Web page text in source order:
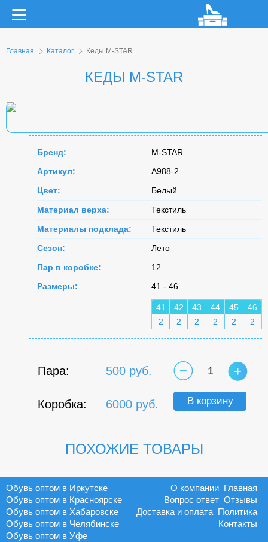
Главная Каталог Кеды M-STAR
КЕДЫ M-STAR
Бренд:
M-STAR
Артикул:
A988-2
Цвет:
Белый
Материал верха:
Текстиль
Материалы подклада:
Текстиль
Сезон:
Лето
Пар в коробке:
12
Размеры:
41 - 46
41 42 43 44 45
46
2
2 2 2 2 2
Пара: 500 руб.
Коробка: 6000 руб.
1
В корзину
ПОХОЖИЕ ТОВАРЫ
Обувь оптом в Иркутске
Обувь оптом в Красноярске
Обувь оптом в Хабаровске
Обувь оптом в Челябинске
Обувь оптом в Уфе
Главная
О компании
Отзывы
Вопрос ответ
Политика
Доставка и оплата
Контакты